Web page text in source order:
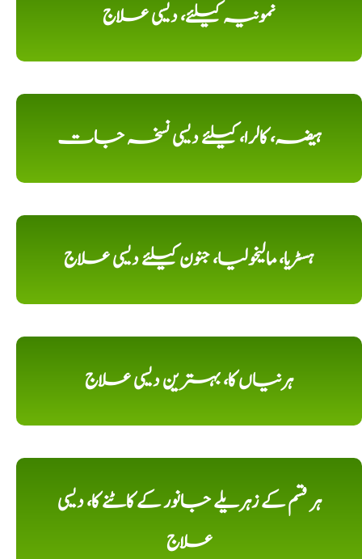
نمونیہ کیلئے، دیسی علاج
ہیضہ، کالرا، کیلئے دیسی نسخہ جات
ہسٹریا، مالیخولیا، جنون کیلئے دیسی علاج
ہرنیاں کا، بہترین دیسی علاج
ہر قسم کے زہریلے جانور کے کاٹنے کا، دیسی
علاج